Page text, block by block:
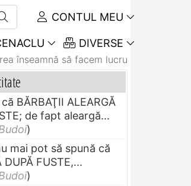
CONTUL MEU
DIVERSE
înseamnă să facem lucruri mai...
BĂRBAŢII ALEARGĂ
de fapt aleargă...
)
mai pot să spună că
DUPĂ FUSTE,...
)